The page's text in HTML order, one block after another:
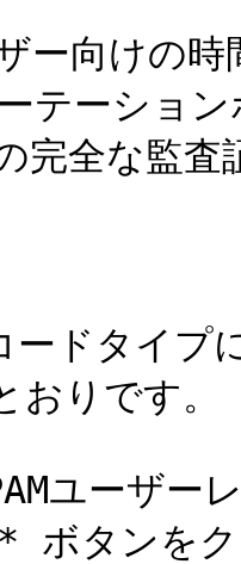
ー向けの時
テーション
完全な監査
ードタイ
おりです。
ユーザー
タンをク